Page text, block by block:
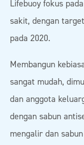
Lifebuoy fokus
sakit, dengan
pada 2020.
Membangun
sangat mudah,
dan anggota
dengan sabun
mengalir dan